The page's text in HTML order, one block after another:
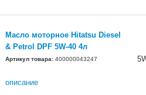
Масло моторное Hitatsu Diesel
& Petrol DPF 5W-40 4л
Артикул товара: 400000043247
описание